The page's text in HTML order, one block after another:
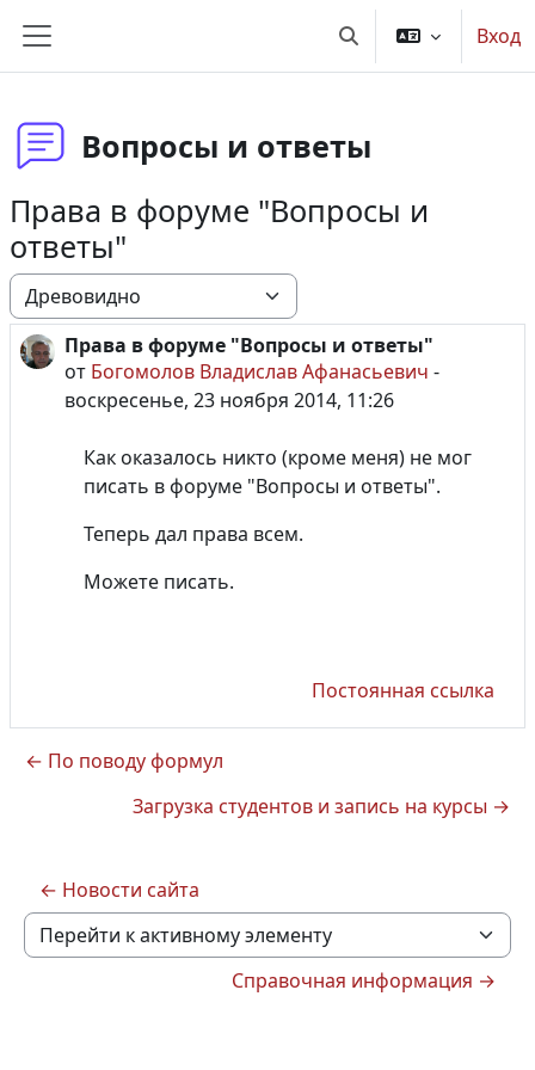
Боковая панель Изменить данные
Вход
Вопросы и ответы
Права в форуме "Вопросы и
ответы"
Режим отображения
Права в форуме "Вопросы и ответы"
от Богомолов Владислав Афанасьевич -
воскресенье, 23 ноября 2014, 11:26
Количество ответов: 0
Как оказалось никто (кроме меня) не мог
писать в форуме "Вопросы и ответы".
Теперь дал права всем.
Можете писать.
Постоянная ссылка
← По поводу формул
Загрузка студентов и запись на курсы →
← Новости сайта
Перейти к активному элементу
Справочная информация →